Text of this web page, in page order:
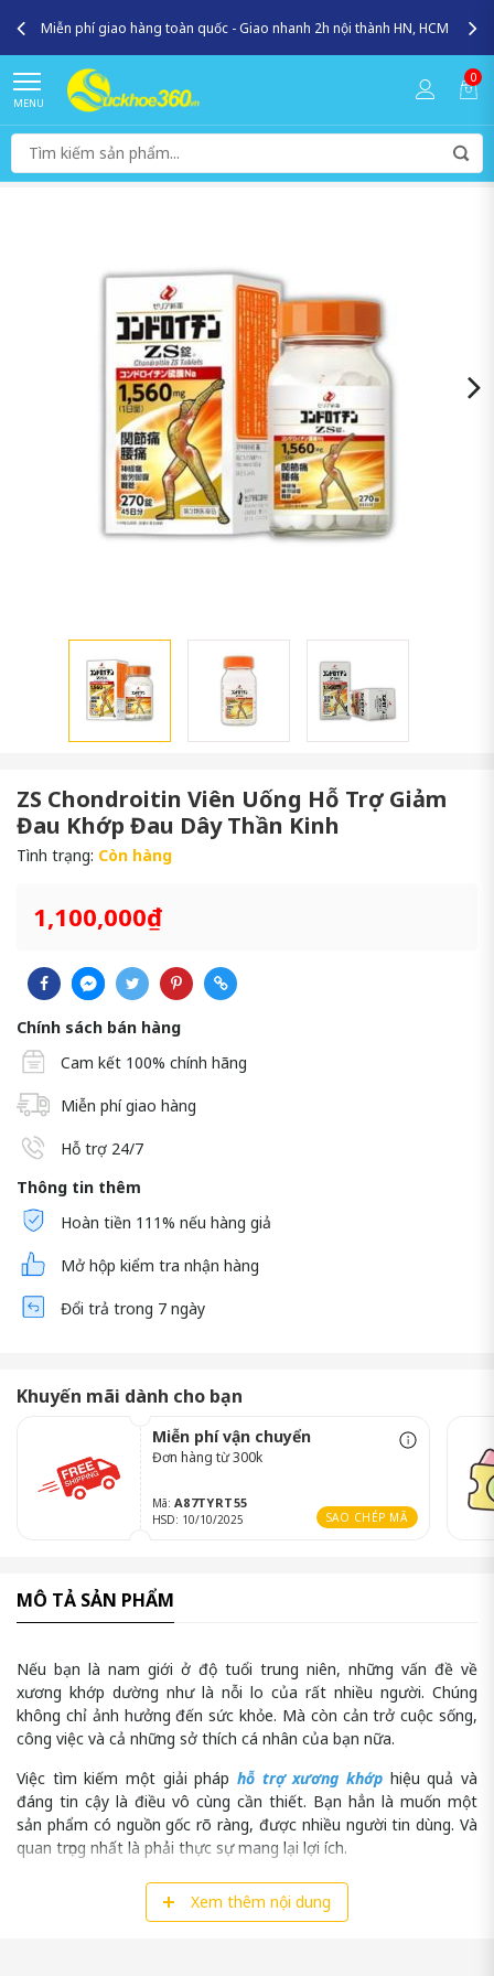
Miễn phí giao hàng toàn quốc - Giao nhanh 2h nội thành HN, HCM
MENU
0
ZS Chondroitin Viên Uống Hỗ Trợ Giảm
Đau Khớp Đau Dây Thần Kinh
Tình trạng: Còn hàng
1,100,000₫
Chính sách bán hàng
Cam kết 100% chính hãng
Miễn phí giao hàng
Hỗ trợ 24/7
Thông tin thêm
Hoàn tiền 111% nếu hàng giả
Mở hộp kiểm tra nhận hàng
Đổi trả trong 7 ngày
Khuyến mãi dành cho bạn
Miễn phí vận chuyển
Đơn hàng từ 300k
Mã: A87TYRT55
HSD: 10/10/2025 SAO CHÉP MÃ
MÔ TẢ SẢN PHẨM
Nếu bạn là nam giới ở độ tuổi trung niên, những vấn đề về
xương khớp dường như là nỗi lo của rất nhiều người. Chúng
không chỉ ảnh hưởng đến sức khỏe. Mà còn cản trở cuộc sống,
công việc và cả những sở thích cá nhân của bạn nữa.
Việc tìm kiếm một giải pháp hỗ trợ xương khớp hiệu quả và
đáng tin cậy là điều vô cùng cần thiết. Bạn hẳn là muốn một
sản phẩm có nguồn gốc rõ ràng, được nhiều người tin dùng. Và
quan trọng nhất là phải thực sự mang lại lợi ích.
Trong bài viết này, chúng ta sẽ cùng đi sâu tìm hiểu về ZS
Chondroitin. Đây là một viên uống hỗ trợ xương khớp từ Nhật
Xem thêm nội dung